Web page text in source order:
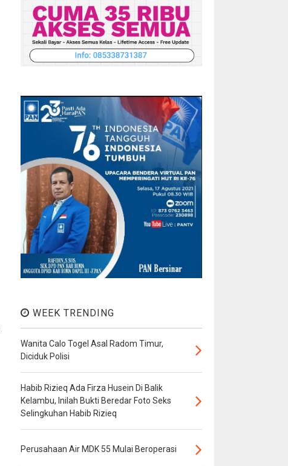
WEEK TRENDING
Wanita Calo Togel Asal Radom Timur,
Diciduk Polisi
Habib Rizieq Ada Firza Husein Di Balik
Kelambu, Inilah Bukti Beredar Foto Seks
Selingkuhan Habib Rizieq
Perusahaan Air MDK 55 Mulai Beroperasi